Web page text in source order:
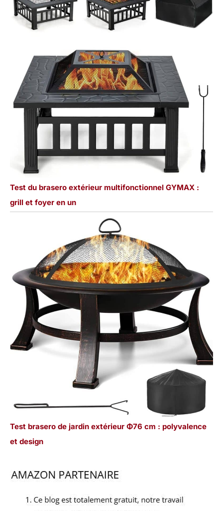
Test du brasero extérieur multifonctionnel GYMAX :
grill et foyer en un
Test brasero de jardin extérieur Φ76 cm : polyvalence
et design